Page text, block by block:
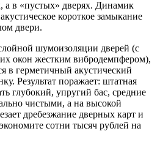
а в «пустых» дверях. Динамик
короткое замыкание
двери.
шумоизоляции дверей (с
окон жестким вибродемпфером),
в герметичный акустический
Результат поражает: штатная
глубокий, упругий бас, средние
чистыми, а на высокой
дребезжание дверных карт и
сотни тысяч рублей на